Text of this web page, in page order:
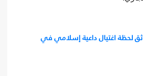
لحظة اغتيال داعية إسلامي في